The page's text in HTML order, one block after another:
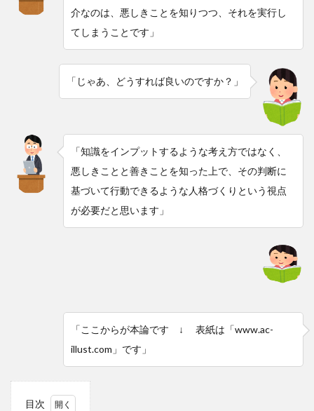
介なのは、悪しきことを知りつつ、それを実行し
てしまうことです」
「じゃあ、どうすれば良いのですか？」
「知識をインプットするような考え方ではなく、
悪しきことと善きことを知った上で、その判断に
基づいて行動できるような人格づくりという視点
が必要だと思います」
「ここからが本論です ↓ 表紙は「www.ac-
illust.com」です」
目次